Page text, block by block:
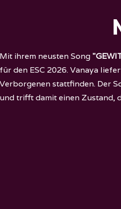
Mit ihrem neusten Song
für den ESC 2026. Vanaya
Verborgenen stattfinden. Der
und trifft damit einen Zustand,